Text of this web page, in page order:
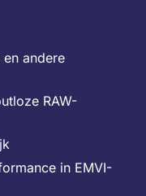
andere
RAW-
in EMVI-